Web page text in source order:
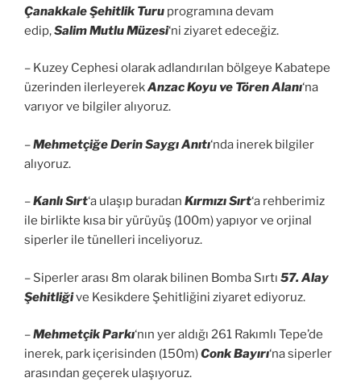
Çanakkale Şehitlik Turu programına devam
edip,Salim Mutlu Müzesi‘ni ziyaret edeceğiz.
– Kuzey Cephesi olarak adlandırılan bölgeye Kabatepe
üzerinden ilerleyerekAnzac Koyu ve Tören Alanı‘na
varıyor ve bilgiler alıyoruz.
–Mehmetçiğe Derin Saygı Anıtı‘nda inerek bilgiler
alıyoruz.
–Kanlı Sırt‘a ulaşıp buradan Kırmızı Sırt‘a rehberimiz
ile birlikte kısa bir yürüyüş (100m) yapıyor ve orjinal
siperler ile tünelleri inceliyoruz.
– Siperler arası 8m olarak bilinen Bomba Sırtı 57. Alay
Şehitliğive Kesikdere Şehitliğini ziyaret ediyoruz.
–Mehmetçik Parkı‘nın yer aldığı 261 Rakımlı Tepe’de
inerek, park içerisinden (150m)Conk Bayırı‘na siperler
arasından geçerek ulaşıyoruz.